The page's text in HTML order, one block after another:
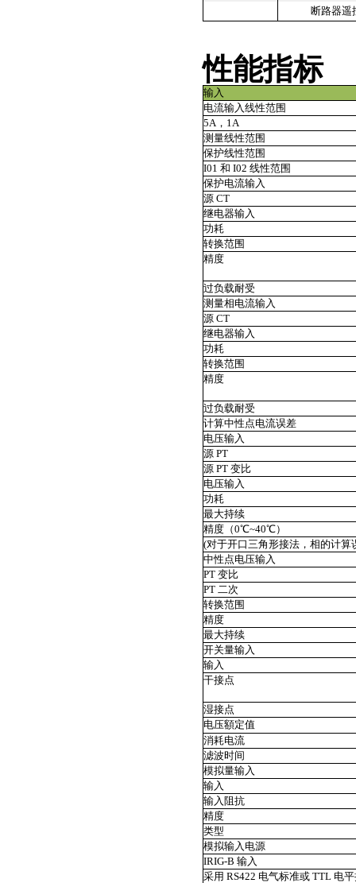
断路器遥
性能指标
输入
电流输入线性范围
5A，1A
测量线性范围
保护线性范围
I01 和 I02 线性范围
保护电流输入
源 CT
继电器输入
功耗
转换范围
精度
过负载耐受
测量相电流输入
源 CT
继电器输入
功耗
转换范围
精度
过负载耐受
计算中性点电流误差
电压输入
源 PT
源 PT 变比
电压输入
功耗
最大持续
精度（0℃~40℃）
(对于开口三角形接法，相的计算
中性点电压输入
PT 变比
PT 二次
转换范围
精度
最大持续
开关量输入
输入
干接点
湿接点
电压額定值
消耗电流
滤波时间
模拟量输入
输入
输入阻抗
精度
类型
模拟输入电源
IRIG-B 输入
采用 RS422 电气标准或 TTL 电